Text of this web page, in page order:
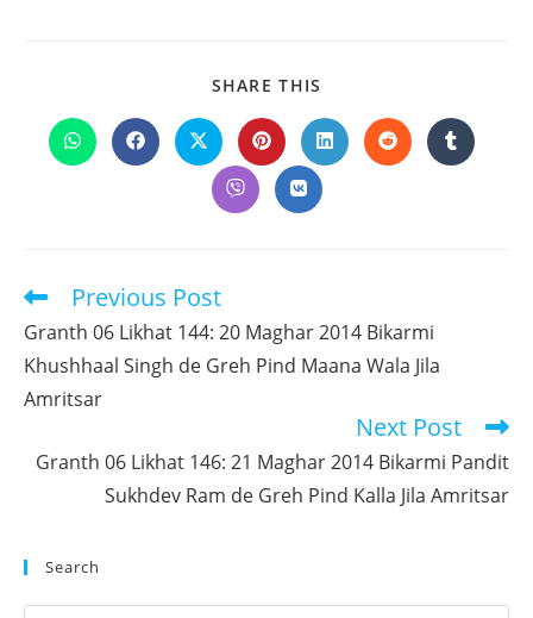
SHARE THIS
CONTENT
Opens
in
Opens
in
Opens
in
new
window
Opens
in
new
window
Opens
in
Opens
in
Opens
in
Opens
in
Opens
in
Read
articles
Previous Post
Granth 06 Likhat 144: 20 Maghar 2014 Bikarmi
Khushhaal Singh de Greh Pind Maana Wala Jila
Amritsar
Next Post
Granth 06 Likhat 146: 21 Maghar 2014 Bikarmi Pandit
Sukhdev Ram de Greh Pind Kalla Jila Amritsar
Search